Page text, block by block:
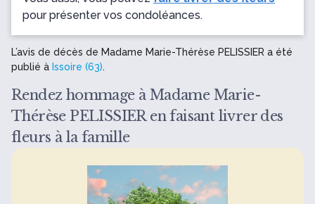
pour présenter vos condoléances.
L’avis de décès de Madame Marie-Thérèse PELISSIER a été
publié à Issoire (63).
Rendez hommage à Madame Marie-
Thérèse PELISSIER en faisant livrer des
fleurs à la famille